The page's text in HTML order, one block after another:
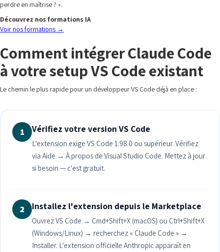
perdre en maîtrise ? ».
Découvrez nos formations IA
Voir nos formations →
Comment intégrer Claude Code
à votre setup VS Code existant
Le chemin le plus rapide pour un développeur VS Code déjà en place :
1 Vérifiez votre version VS Code
L'extension exige VS Code 1.98.0 ou supérieur. Vérifiez
via Aide → À propos de Visual Studio Code. Mettez à jour
si besoin — c'est gratuit.
2 Installez l'extension depuis le Marketplace
Ouvrez VS Code → Cmd+Shift+X (macOS) ou Ctrl+Shift+X
(Windows/Linux) → recherchez « Claude Code » →
Installer. L'extension officielle Anthropic apparaît en